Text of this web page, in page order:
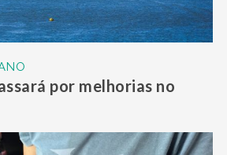
por melhorias no